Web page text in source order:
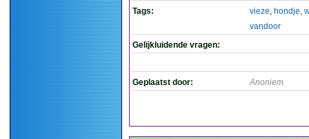
Tags:
vieze, hondje,
vandoor
Gelijkluidende vragen:
Geplaatst door: Anoniem